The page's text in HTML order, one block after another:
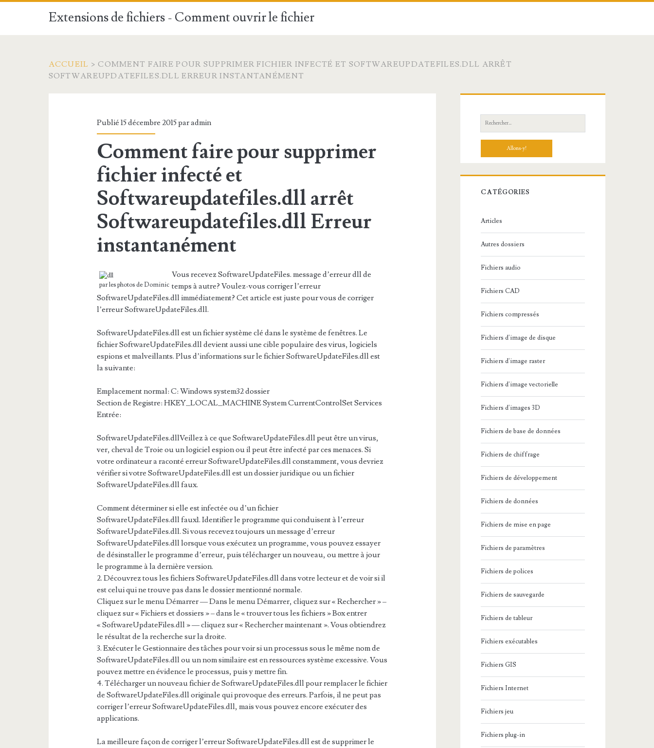
Extensions de fichiers - Comment ouvrir le fichier
ACCUEIL > COMMENT FAIRE POUR SUPPRIMER FICHIER INFECTÉ ET SOFTWAREUPDATEFILES.DLL ARRÊT
SOFTWAREUPDATEFILES.DLL ERREUR INSTANTANÉMENT
Publié 15 décembre 2015 paradmin
Comment faire pour supprimer
fichier infecté et
Softwareupdatefiles.dll arrêt
Softwareupdatefiles.dll Erreur
instantanément
par les photos de Dominic
Vous recevez SoftwareUpdateFiles. message d’erreur dll de
temps à autre? Voulez-vous corriger l’erreur
SoftwareUpdateFiles.dll immédiatement? Cet article est juste pour vous de corriger
l’erreur SoftwareUpdateFiles.dll.
SoftwareUpdateFiles.dll est un fichier système clé dans le système de fenêtres. Le
fichier SoftwareUpdateFiles.dll devient aussi une cible populaire des virus, logiciels
espions et malveillants. Plus d’informations sur le fichier SoftwareUpdateFiles.dll est
la suivante:
Emplacement normal: C: Windows system32 dossier
Section de Registre: HKEY_LOCAL_MACHINE System CurrentControlSet Services
Entrée:
SoftwareUpdateFiles.dllVeillez à ce que SoftwareUpdateFiles.dll peut être un virus,
ver, cheval de Troie ou un logiciel espion ou il peut être infecté par ces menaces. Si
votre ordinateur a raconté erreur SoftwareUpdateFiles.dll constamment, vous devriez
vérifier si votre SoftwareUpdateFiles.dll est un dossier juridique ou un fichier
SoftwareUpdateFiles.dll faux.
Comment déterminer si elle est infectée ou d’un fichier
SoftwareUpdateFiles.dll faux1. Identifier le programme qui conduisent à l’erreur
SoftwareUpdateFiles.dll. Si vous recevez toujours un message d’erreur
SoftwareUpdateFiles.dll lorsque vous exécutez un programme, vous pouvez essayer
de désinstaller le programme d’erreur, puis télécharger un nouveau, ou mettre à jour
le programme à la dernière version.
2. Découvrez tous les fichiers SoftwareUpdateFiles.dll dans votre lecteur et de voir si il
est celui qui ne trouve pas dans le dossier mentionné normale.
Cliquez sur le menu Démarrer — Dans le menu Démarrer, cliquez sur « Rechercher » –
cliquez sur « Fichiers et dossiers » – dans le « trouver tous les fichiers » Box entrer
« SoftwareUpdateFiles.dll » — cliquez sur « Rechercher maintenant ». Vous obtiendrez
le résultat de la recherche sur la droite.
3. Exécuter le Gestionnaire des tâches pour voir si un processus sous le même nom de
SoftwareUpdateFiles.dll ou un nom similaire est en ressources système excessive. Vous
pouvez mettre en évidence le processus, puis y mettre fin.
4. Télécharger un nouveau fichier de SoftwareUpdateFiles.dll pour remplacer le fichier
de SoftwareUpdateFiles.dll originale qui provoque des erreurs. Parfois, il ne peut pas
corriger l’erreur SoftwareUpdateFiles.dll, mais vous pouvez encore exécuter des
applications.
La meilleure façon de corriger l’erreur SoftwareUpdateFiles.dll est de supprimer le
R
e
h
r
c
:
CATÉGORIES
Articles
Autres dossiers
Fichiers audio
Fichiers CAD
Fichiers compressés
Fichiers d'image de disque
Fichiers d'image raster
Fichiers d'image vectorielle
Fichiers d'images 3D
Fichiers de base de données
Fichiers de chiffrage
Fichiers de développement
Fichiers de données
Fichiers de mise en page
Fichiers de paramètres
Fichiers de polices
Fichiers de sauvegarde
Fichiers de tableur
Fichiers exécutables
Fichiers GIS
Fichiers Internet
Fichiers jeu
Fichiers plug-in